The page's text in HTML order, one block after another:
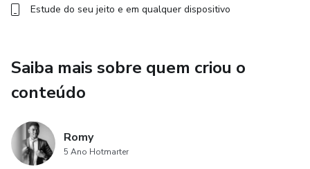
Estude do seu jeito e em qualquer dispositivo
Saiba mais sobre quem criou o
conteúdo
Romy
5 Ano Hotmarter